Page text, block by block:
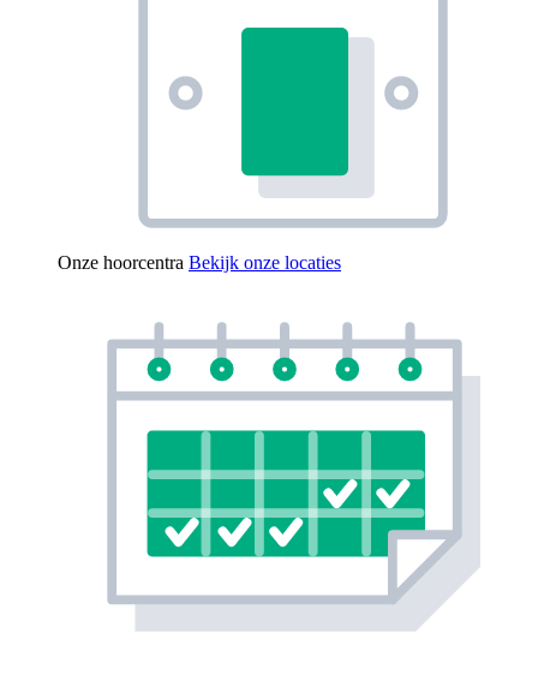
Onze hoorcentra Bekijk onze locaties